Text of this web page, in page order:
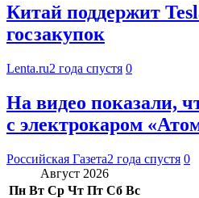
Китай поддержит
госзакупок
Lenta.ru2 года спустя 0
На видео показали,
с электрокаром
Российская Газета2 года спустя 0
Август 2026
Пн Вт Ср Чт Пт Сб Вс